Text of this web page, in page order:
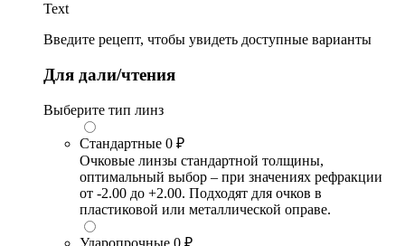
Text
Введите рецепт, чтобы увидеть доступные варианты
Для дали/чтения
Выберите тип линз
Стандартные 0 ₽
Очковые линзы стандартной толщины,
оптимальный выбор – при значениях рефракции
от -2.00 до +2.00. Подходят для очков в
пластиковой или металлической оправе.
Ударопрочные 0 ₽